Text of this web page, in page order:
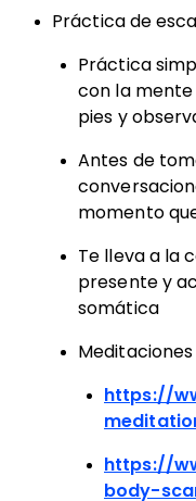
Práctica de
Práctica
con la mente
pies y
Antes de
momento
Te lleva a la
presente y
somática
https://
https://
body-